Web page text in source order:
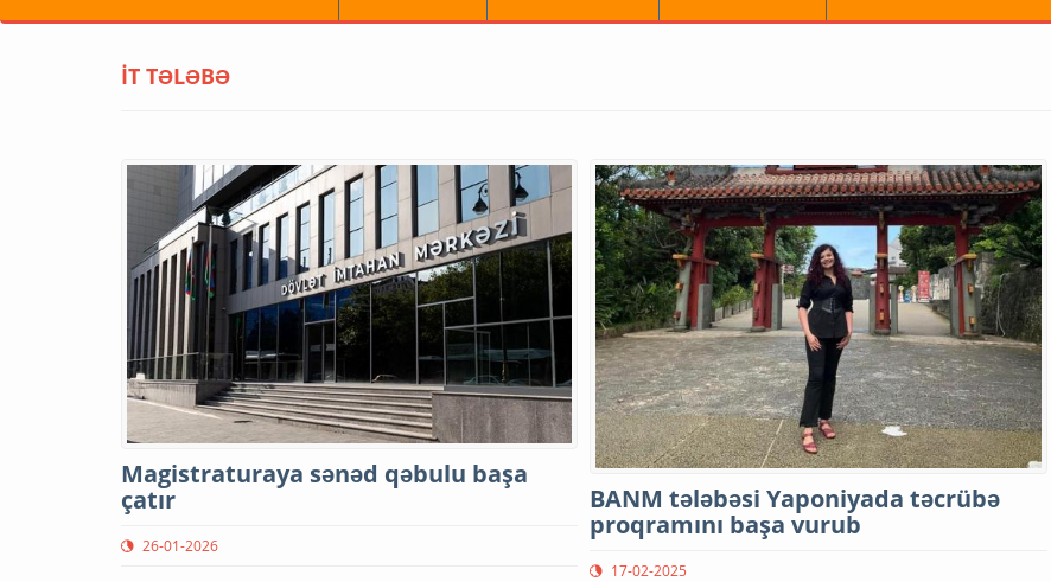
İT TƏLƏBƏ
Magistraturaya sənəd qəbulu başa
çatır
26-01-2026
BANM tələbəsi Yaponiyada təcrübə
proqramını başa vurub
17-02-2025